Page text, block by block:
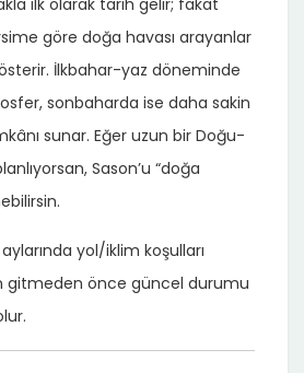
göre doğa havası arayanlar
İlkbahar-yaz döneminde
sonbaharda ise daha sakin
sunar. Eğer uzun bir Doğu-
Sason’u “doğa
aylarında yol/iklim koşulları
gitmeden önce güncel durumu